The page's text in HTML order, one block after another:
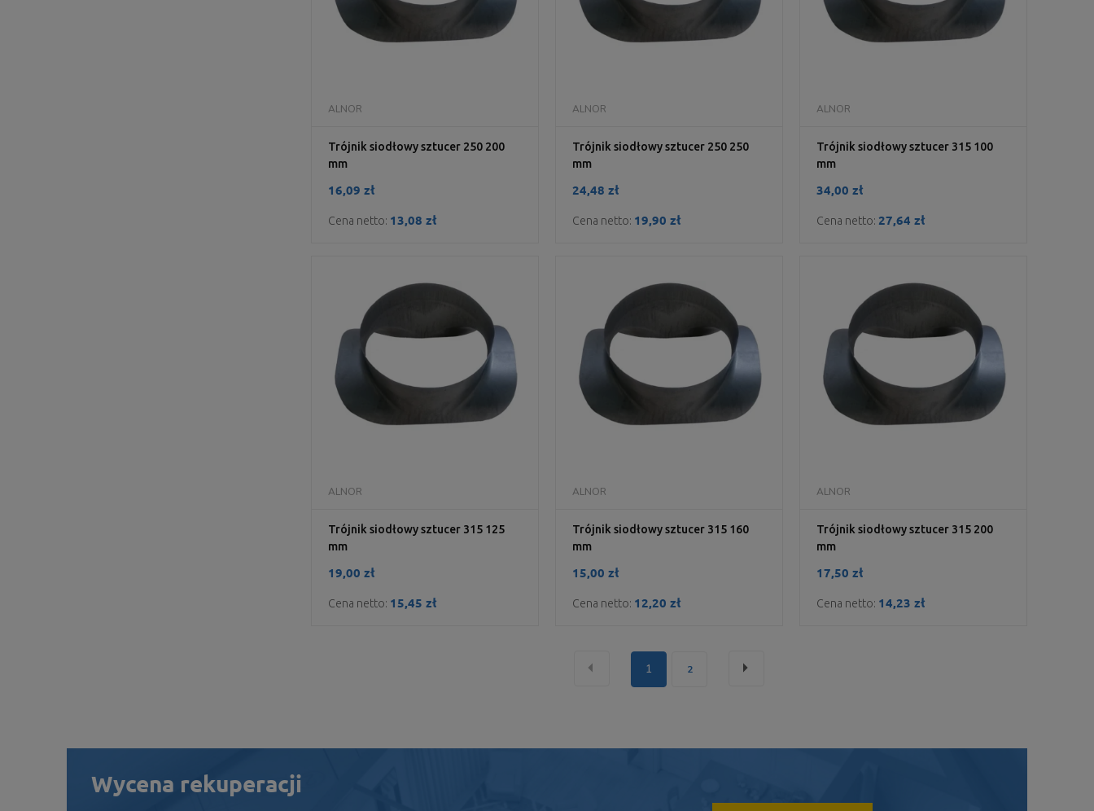
Trójnik siodłowy sztucer 250 200
mm
ALNOR
16,09 zł
Cena netto: 13,08 zł
Trójnik siodłowy sztucer 250 250
mm
ALNOR
24,48 zł
Cena netto: 19,90 zł
Trójnik siodłowy sztucer 315 100
mm
ALNOR
34,00 zł
Cena netto: 27,64 zł
Trójnik siodłowy sztucer 315 125
mm
ALNOR
19,00 zł
Cena netto: 15,45 zł
Trójnik siodłowy sztucer 315 160
mm
ALNOR
15,00 zł
Cena netto: 12,20 zł
Trójnik siodłowy sztucer 315 200
mm
ALNOR
17,50 zł
Cena netto: 14,23 zł
« 1 2 »
Wycena rekuperacji